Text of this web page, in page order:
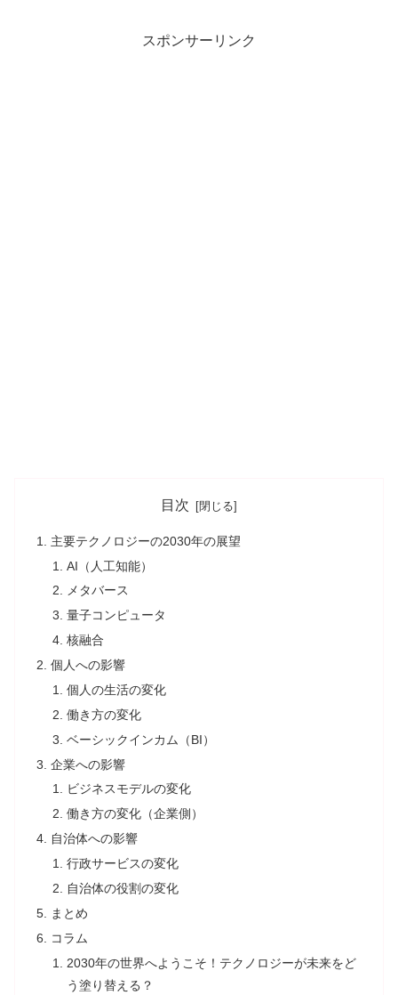
スポンサーリンク
目次
主要テクノロジーの2030年の展望
AI（人工知能）
メタバース
量子コンピュータ
核融合
個人への影響
個人の生活の変化
働き方の変化
ベーシックインカム（BI）
企業への影響
ビジネスモデルの変化
働き方の変化（企業側）
自治体への影響
行政サービスの変化
自治体の役割の変化
まとめ
コラム
2030年の世界へようこそ！テクノロジーが未来をど
う塗り替える？